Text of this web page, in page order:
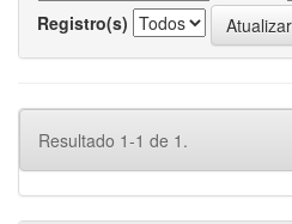
Registro(s)
Resultado 1-1 de 1.